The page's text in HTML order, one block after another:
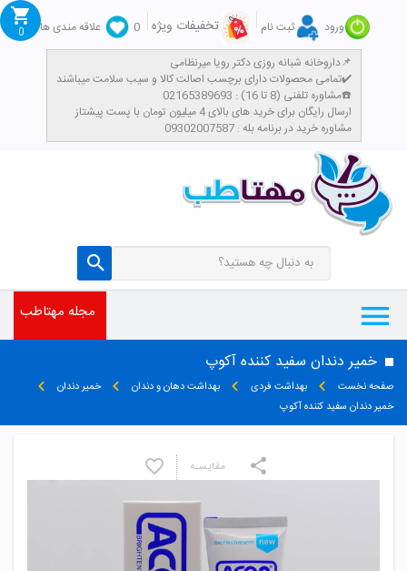
ورود ثبت نام تخفیفات ویژه 0
علاقه مندی ها
داروخانه شبانه روزی دکتر رویا میرنظامی📌
تمامی محصولات دارای برچسب اصالت کالا و سیب سلامت میباشند✔️
مشاوره تلفنی (8 تا 16) : 02165389693☎️
​ارسال رایگان برای خرید های بالای 4 میلیون تومان با پست پیشتاز
مشاوره خرید در برنامه بله : 09302007587
0
مجله مهتاطب
خمیر دندان سفید کننده آکوپ
صفحه نخست بهداشت فردی بهداشت دهان و دندان
خمیر دندان
خمیر دندان سفید کننده آکوپ
مقایسـه